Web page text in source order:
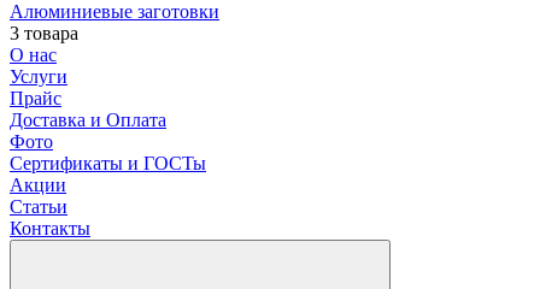
Алюминиевые заготовки
3 товара
О нас
Услуги
Прайс
Доставка и Оплата
Фото
Сертификаты и ГОСТы
Акции
Статьи
Контакты